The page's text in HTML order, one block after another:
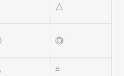
△
◎
○